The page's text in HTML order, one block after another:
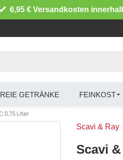
6,95 € Versandkosten
GETRÄNKE FEINKOST
0,75 Liter
Scavi & Ray
Scavi